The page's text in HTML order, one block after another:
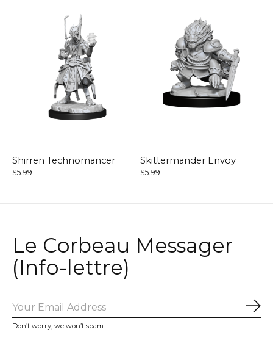
Shirren Technomancer
$5.99
Skittermander Envoy
$5.99
Le Corbeau Messager
(Info-lettre)
Don’t worry, we won’t spam